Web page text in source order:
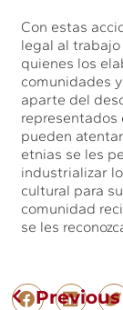
Con estas
legal al
quienes los
comunidades
aparte del
representados
pueden
etnias se les
industrializar
cultural para
comunidad
se les
Previous